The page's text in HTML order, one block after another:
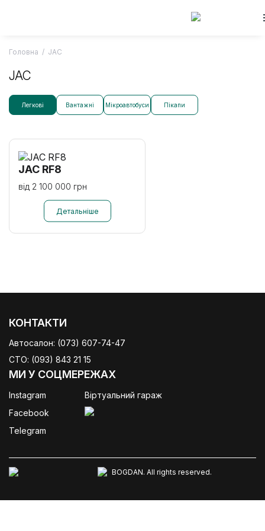
Головна / JAC
JAC
Легкові Вантажні Мікроавтобуси Пікапи
JAC RF8
від 2 100 000 грн
КОНТАКТИ
Автосалон: (073) 607-74-47
СТО: (093) 843 21 15
МИ У СОЦМЕРЕЖАХ
Instagram
Facebook
Telegram
Віртуальний гараж
BOGDAN. All rights reserved.